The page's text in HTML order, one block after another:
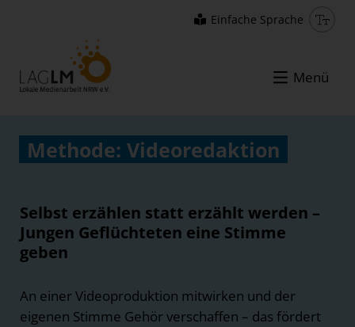
Einfache Sprache
Menü
Methode: Videoredaktion
Selbst erzählen statt erzählt werden –
Jungen Geflüchteten eine Stimme
geben
An einer Videoproduktion mitwirken und der
eigenen Stimme Gehör verschaffen – das fördert